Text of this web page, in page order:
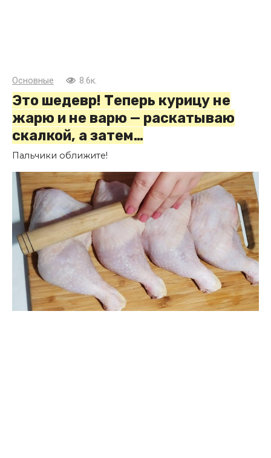
Основные 8.6к.
Это шедевр! Теперь курицу не
жарю и не варю — раскатываю
скалкой, а затем…
Пальчики оближите!